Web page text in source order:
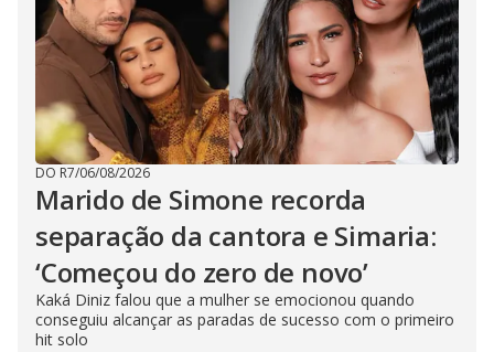
DO R7/06/08/2026
Marido de Simone recorda
separação da cantora e Simaria:
‘Começou do zero de novo’
Kaká Diniz falou que a mulher se emocionou quando
conseguiu alcançar as paradas de sucesso com o primeiro
hit solo